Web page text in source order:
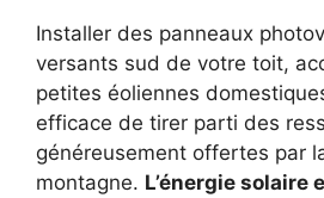
Installer des panneaux
versants sud de votre toit,
petites éoliennes
efficace de tirer parti des
généreusement offertes par
montagne. L’énergie solaire